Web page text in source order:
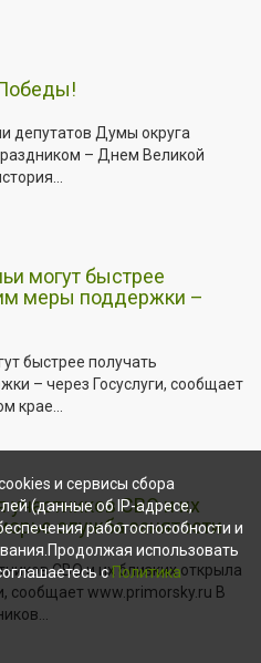
депутатов Думы округа
– Днем Великой
могут быстрее
меры поддержки –
быстрее получать
– через Госуслуги, сообщает
крае...
СВО и их
служба занятости
СВО и их близких открыла
сообщает www.primorsky.ru В
и сервисы сбора
(данные об IP-адресе,
работоспособности и
использовать
сПолитика